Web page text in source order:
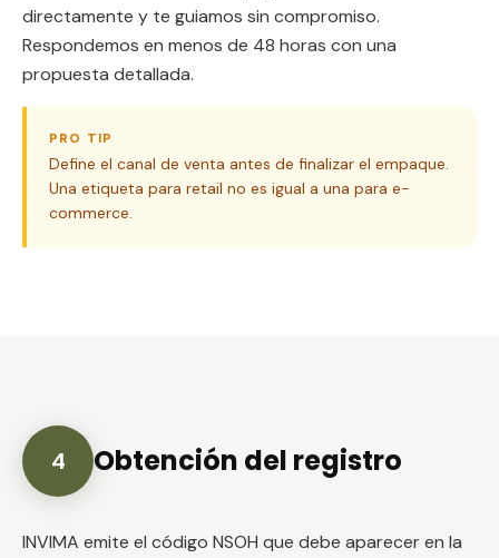
directamente y te guiamos sin compromiso.
Respondemos en menos de 48 horas con una
propuesta detallada.
PRO TIP
Define el canal de venta antes de finalizar el empaque.
Una etiqueta para retail no es igual a una para e-
commerce.
4 Obtención del registro
INVIMA emite el código NSOH que debe aparecer en la